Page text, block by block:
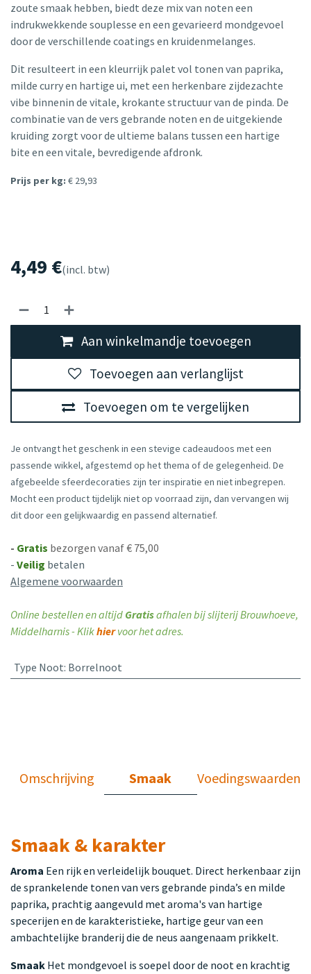
zoute smaak hebben, biedt deze mix van noten een
indrukwekkende souplesse en een gevarieerd mondgevoel
door de verschillende coatings en kruidenmelanges.
Dit resulteert in een kleurrijk palet vol tonen van paprika,
milde curry en hartige ui, met een herkenbare zijdezachte
vibe binnenin de vitale, krokante structuur van de pinda. De
combinatie van de vers gebrande noten en de uitgekiende
kruiding zorgt voor de ultieme balans tussen een hartige
bite en een vitale, bevredigende afdronk.
Prijs per kg: € 29,93
4,49 €(incl. btw)
Aan winkelmandje toevoegen
Toevoegen om te vergelijken
Toevoegen aan verlanglijst
Je ontvangt het geschenk in een stevige cadeaudoos met een
passende wikkel, afgestemd op het thema of de gelegenheid. De
afgebeelde sfeerdecoraties zijn ter inspiratie en niet inbegrepen.
Mocht een product tijdelijk niet op voorraad zijn, dan vervangen wij
dit door een gelijkwaardig en passend alternatief.
- Gratis bezorgen vanaf € 75,00
- Veilig betalen
Algemene voorwaarden
Online bestellen en altijd Gratisafhalen bij slijterij Brouwhoeve,
Middelharnis - Klikhiervoor het adres.
Type Noot: Borrelnoot
Omschrijving Smaak Voedingswaarden
Smaak & karakter
Aroma Een rijk en verleidelijk bouquet. Direct herkenbaar zijn
de sprankelende tonen van vers gebrande pinda’s en milde
paprika, prachtig aangevuld met aroma's van hartige
specerijen en de karakteristieke, hartige geur van een
ambachtelijke branderij die de neus aangenaam prikkelt.
Smaak Het mondgevoel is soepel door de noot en krachtig